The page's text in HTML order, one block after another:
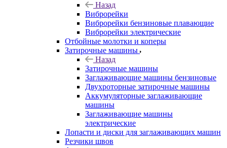
Назад
Виброрейки
Виброрейки бензиновые плавающие
Виброрейки электрические
Отбойные молотки и коперы
Затирочные машины
Назад
Затирочные машины
Заглаживающие машины бензиновые
Двухроторные затирочные машины
Аккумуляторные заглаживающие
машины
Заглаживающие машины
электрические
Лопасти и диски для заглаживающих машин
Резчики швов